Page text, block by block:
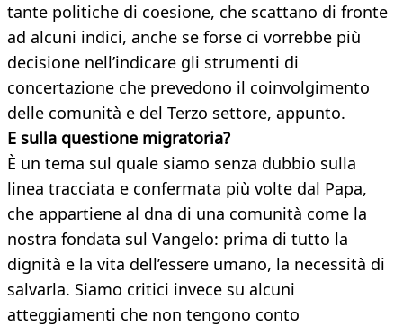
tante politiche di coesione, che scattano di fronte
ad alcuni indici, anche se forse ci vorrebbe più
decisione nell’indicare gli strumenti di
concertazione che prevedono il coinvolgimento
delle comunità e del Terzo settore, appunto.
E sulla questione migratoria?
È un tema sul quale siamo senza dubbio sulla
linea tracciata e confermata più volte dal Papa,
che appartiene al dna di una comunità come la
nostra fondata sul Vangelo: prima di tutto la
dignità e la vita dell’essere umano, la necessità di
salvarla. Siamo critici invece su alcuni
atteggiamenti che non tengono conto